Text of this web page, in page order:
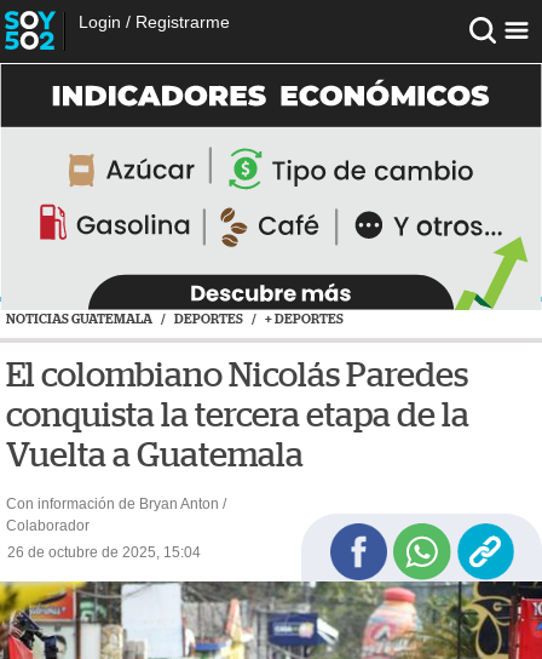
Login / Registrarme
NOTICIAS GUATEMALA / DEPORTES / + DEPORTES
El colombiano Nicolás Paredes
conquista la tercera etapa de la
Vuelta a Guatemala
Con información de Bryan Anton /
Colaborador
26 de octubre de 2025, 15:04